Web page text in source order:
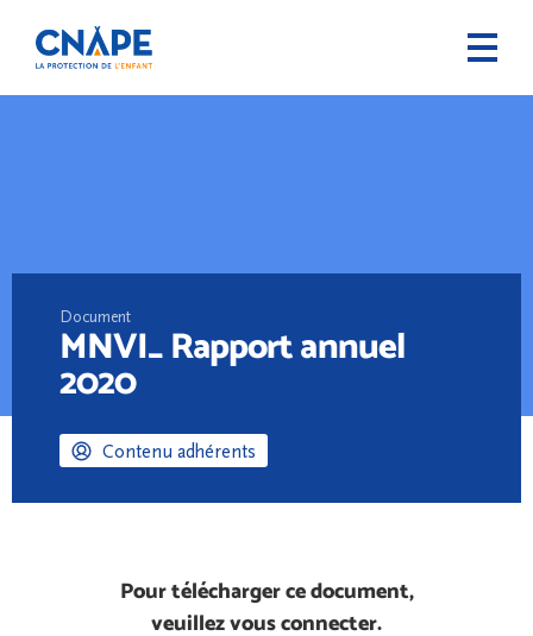
Document
MNVI_ Rapport annuel
2020
Contenu adhérents
Pour télécharger ce document,
veuillez vous connecter.